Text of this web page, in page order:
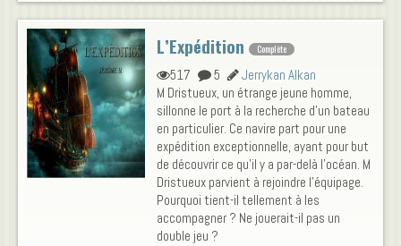
L’Expédition Complète
517 5
Jerrykan Alkan
M Dristueux, un étrange jeune homme,
sillonne le port à la recherche d'un bateau
en particulier. Ce navire part pour une
expédition exceptionnelle, ayant pour but
de découvrir ce qu'il y a par-delà l'océan. M
Dristueux parvient à rejoindre l'équipage.
Pourquoi tient-il tellement à les
accompagner ? Ne jouerait-il pas un
double jeu ?